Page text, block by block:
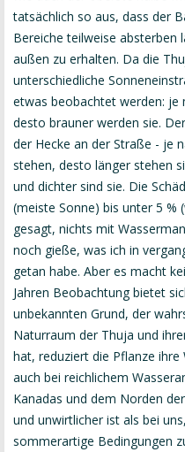
tatsächlich so aus, dass der
Bereiche teilweise absterben
außen zu erhalten. Da die
unterschiedliche
etwas beobachtet werden:
desto brauner werden sie.
der Hecke an der Straße - je
stehen, desto länger stehen
und dichter sind sie. Die
(meiste Sonne) bis unter 5 %
gesagt, nichts mit
noch gieße, was ich in
getan habe. Aber es macht
Jahren Beobachtung bietet
unbekannten Grund, der
Naturraum der Thuja und
hat, reduziert die Pflanze
auch bei reichlichem
Kanadas und dem Norden
und unwirtlicher ist als bei
sommerartige Bedingungen